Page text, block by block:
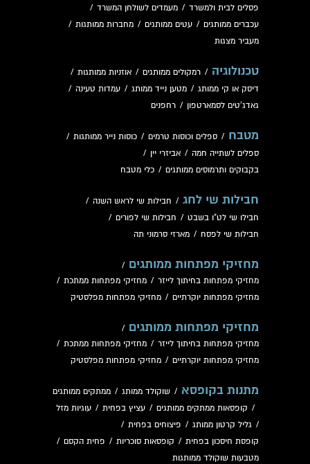
פסלים לבית ולמשרד / מעמדים לשולחן המשרד /
עכברים ממותגים / עטים ממותגים / מחברות ממותגות /
מעביר מצגות
טכנולוגיה / רמקולים ממותגים / אוזניות ממותגות /
דיסק או קי ממותג / מטען נייד ממותג / עמדות טעינה /
גאדג'טים לסמארטפון / רחפנים
מטבח / ספלים וכוסות טרמים / כוסות נייר ממותגות /
ספלים לשתייה חמה / אביזרי יין /
בקבוקים ותרמוסים ממותגים / כלי מטבח
חבילות שי לחג / חבילות שי לראש השנה /
חבילו שי לט"ו בשבט / חבילות שי לפורים /
חבילות שי לפסח / מארזי סרמוני תה
מחזיקי מפתחות ממותגים /
מחזיקי מפתחות בחיתוך לייזר / מחזיקי מפתחות ממתכת /
מחזיקי מפתחות יוקרתיים / מחזיקי מפתחות מפלסטיק
מחזיקי מפתחות ממותגים /
מחזיקי מפתחות בחיתוך לייזר / מחזיקי מפתחות ממתכת /
מחזיקי מפתחות יוקרתיים / מחזיקי מפתחות מפלסטיק
מתנות בקופסא / שוקולד ממותג / ממתקים ממותגים
/ קופסאות ממתקים ממותגים / עציץ בפחית / עוגיות מזל
/ גליל קרטון ממותג / פיצוחים בפחית /
קופסת חיסכון בפחית / קופסאות סוכריות / פחית הקסם /
מטבעות שוקולד ממותגות